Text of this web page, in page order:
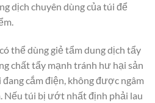
dịch chuyên dùng của túi để
thể dùng giẻ tẩm dung dịch tẩy
chất tẩy mạnh tránh hư hại sản
cắm điện, không được ngâm
túi bị ướt nhất định phải lau